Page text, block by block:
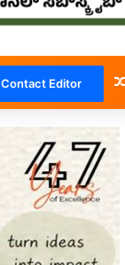
Contact Editor